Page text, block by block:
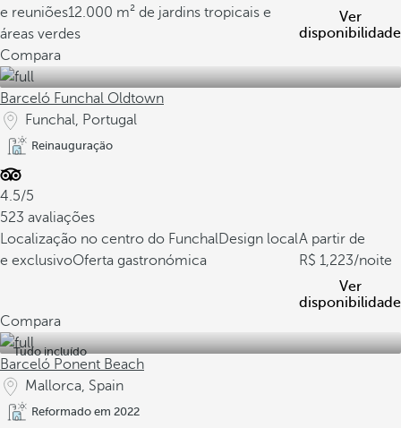
e reuniões12.000 m² de jardins tropicais e
áreas verdes
Ver
disponibilidade
Compara
Barceló Funchal Oldtown
Funchal, Portugal
Reinauguração
4.5/5
523 avaliações
Localização no centro do FunchalDesign local
e exclusivoOferta gastronómica
A partir de
1,223/noite
Ver
disponibilidade
Compara
Tudo incluído
Barceló Ponent Beach
Mallorca, Spain
Reformado em 2022